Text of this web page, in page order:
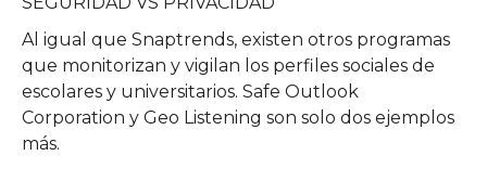
Al igual que Snaptrends, existen otros programas
que monitorizan y vigilan los perfiles sociales de
escolares y universitarios. Safe Outlook
Corporation y Geo Listening son solo dos ejemplos
más.